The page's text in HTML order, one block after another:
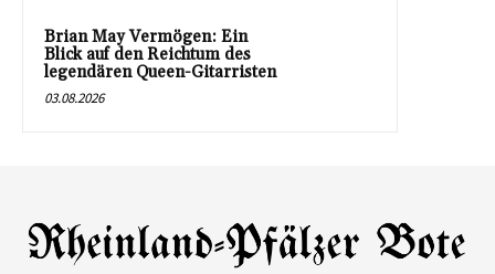
Brian May Vermögen: Ein
Blick auf den Reichtum des
legendären Queen-Gitarristen
03.08.2026